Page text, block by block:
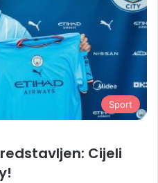
Sport
Cijeli